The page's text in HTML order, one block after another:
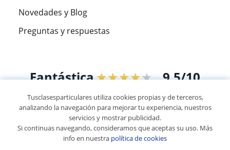
Novedades y Blog
Preguntas y respuestas
Fantástica★★★★★ 9,5/10
305915opiniones de alumnos
© 2007 - 2026 Tus clases particulares
Tusclasesparticulares utiliza cookies propias y de terceros,
analizando la navegación para mejorar tu experiencia, nuestros
servicios y mostrar publicidad.
Si continuas navegando, consideramos que aceptas su uso. Más
info en nuestra política de cookies